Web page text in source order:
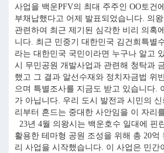
사업을 백운PFV의 최대 주주인 OO토건
부채납했다고 어제 발표되었습니다. 의
관련하여 최근 제기된 심각한 비리 의혹
니다. 최근 민중기 대한민국 김건희특별
라는 대한민국 국민이라면 누구나 알고
시 무민공원 개발사업과 관련해 청탁과
했고 그 결과 알선수재와 정치자금법 위
으며 특별조사를 지금도 받고 있습니다.
가 아닙니다. 우리 도시 발전과 시민의
리부터 흔드는 중대한 사안임을 이 자리
23년 4월 의왕시는 백운호수 일대에 핀
활용한 테마형 공원 조성을 위해 총 20억
리 사업을 시작했습니다. 이 사업은 민간